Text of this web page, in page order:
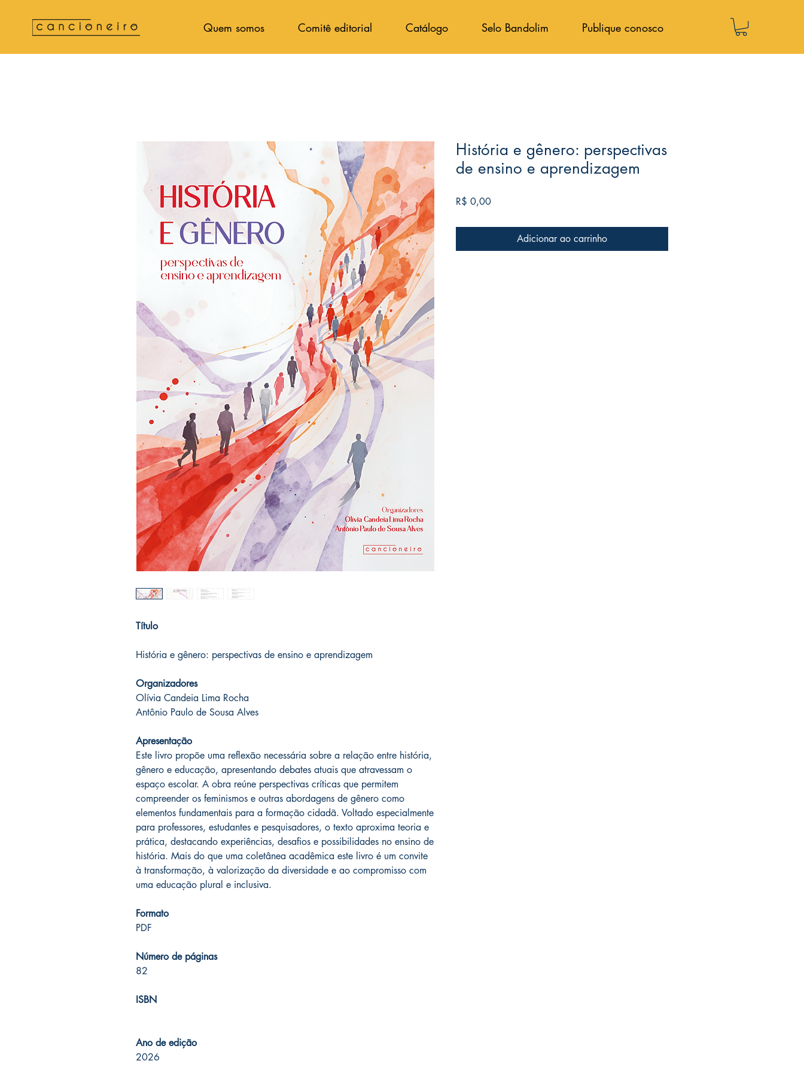
Quem somos Comitê editorial Catálogo Selo Bandolim Publique conosco
Título
História e gênero: perspectivas de ensino e aprendizagem
Organizadores
Olívia Candeia Lima Rocha
Antônio Paulo de Sousa Alves
Apresentação
Este livro propõe uma reflexão necessária sobre a relação entre história,
gênero e educação, apresentando debates atuais que atravessam o
espaço escolar. A obra reúne perspectivas críticas que permitem
compreender os feminismos e outras abordagens de gênero como
elementos fundamentais para a formação cidadã. Voltado especialmente
para professores, estudantes e pesquisadores, o texto aproxima teoria e
prática, destacando experiências, desafios e possibilidades no ensino de
história. Mais do que uma coletânea acadêmica este livro é um convite
à transformação, à valorização da diversidade e ao compromisso com
uma educação plural e inclusiva.
Formato
PDF
Número de páginas
82
ISBN
Ano de edição
2026
História e gênero: perspectivas
de ensino e aprendizagem
R$ 0,00Preço
Adicionar ao carrinho